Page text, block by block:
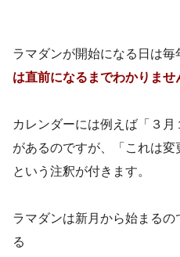
ラマダンが開始になる日は毎
は直前になるまでわかりませ
カレンダーには例えば「３
があるのですが、「これは変
という注釈が付きます。
ラマダンは新月から始まる
る